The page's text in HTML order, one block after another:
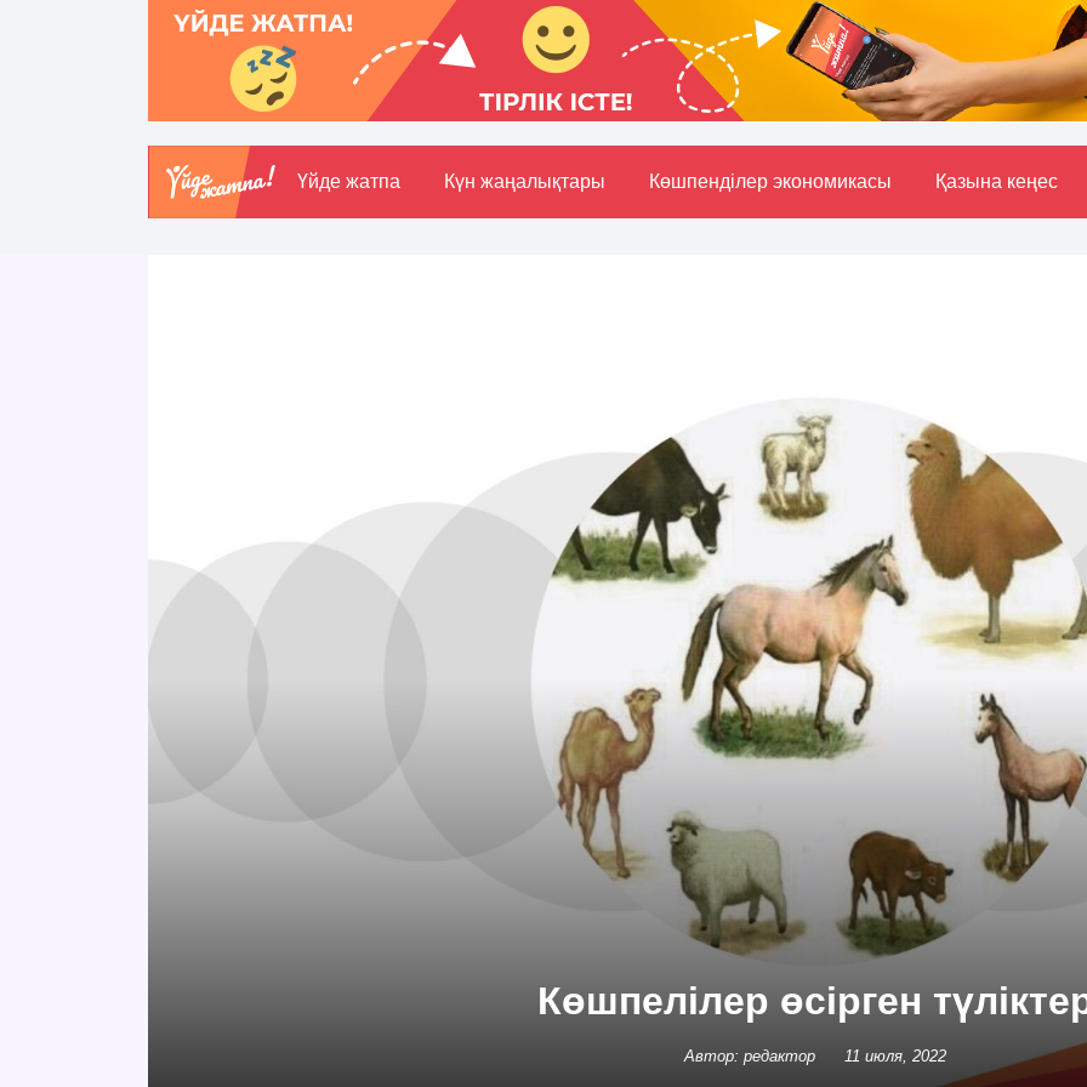
Үйде жатпа Күн жаңалықтары Көшпенділер экономикасы Қазына кеңес
Көшпелілер өсірген
Автор: редактор 11 июля, 2022